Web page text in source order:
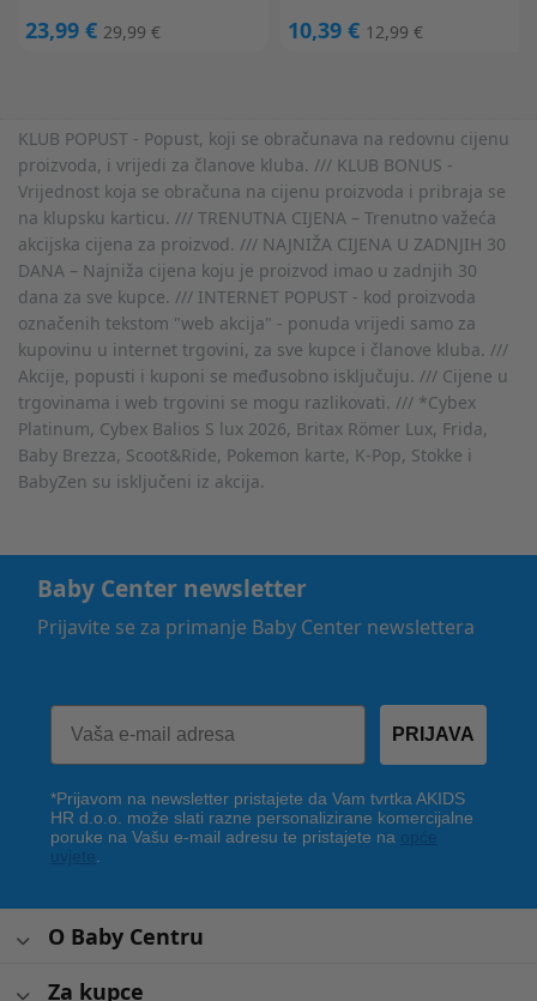
23,99 € 29,99 € 10,39 € 12,99 €
KLUB POPUST - Popust, koji se obračunava na redovnu cijenu
proizvoda, i vrijedi za članove kluba. /// KLUB BONUS -
Vrijednost koja se obračuna na cijenu proizvoda i pribraja se
na klupsku karticu. /// TRENUTNA CIJENA – Trenutno važeća
akcijska cijena za proizvod. /// NAJNIŽA CIJENA U ZADNJIH 30
DANA – Najniža cijena koju je proizvod imao u zadnjih 30
dana za sve kupce. /// INTERNET POPUST - kod proizvoda
označenih tekstom "web akcija" - ponuda vrijedi samo za
kupovinu u internet trgovini, za sve kupce i članove kluba. ///
Akcije, popusti i kuponi se međusobno isključuju. /// Cijene u
trgovinama i web trgovini se mogu razlikovati. /// *Cybex
Platinum, Cybex Balios S lux 2026, Britax Römer Lux, Frida,
Baby Brezza, Scoot&Ride, Pokemon karte, K-Pop, Stokke i
BabyZen su isključeni iz akcija.
Baby Center newsletter
Prijavite se za primanje Baby Center newslettera
PRIJAVA
*Prijavom na newsletter pristajete da Vam tvrtka AKIDS
HR d.o.o. može slati razne personalizirane komercijalne
poruke na Vašu e-mail adresu te pristajete na
O Baby Centru
Za kupce